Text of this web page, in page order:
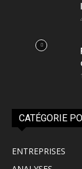
CATÉGORIE
ENTREPRISES